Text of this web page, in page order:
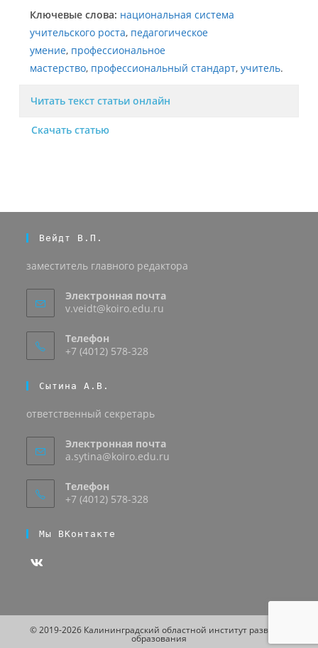
Ключевые слова: национальная система
учительского роста, педагогическое
умение, профессиональное
мастерство, профессиональный стандарт,учитель.
Читать текст статьи онлайн
Скачать статью
Вейдт В.П.
заместитель главного редактора
Электронная почта
v.veidt@koiro.edu.ru
Телефон
+7 (4012) 578-328
Сытина А.В.
ответственный секретарь
Электронная почта
a.sytina@koiro.edu.ru
Телефон
+7 (4012) 578-328
Мы ВКонтакте
© 2019-2026 Калининградский областной институт развития
образования